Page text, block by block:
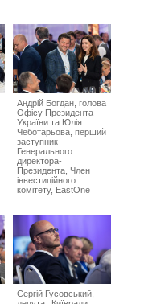
Андрій Богдан, голова
Офісу Президента
України та Юлія
Чеботарьова, перший
заступник
Генерального
директора-
Президента, Член
інвестиційного
комітету, EastOne
Сергій Гусовський,